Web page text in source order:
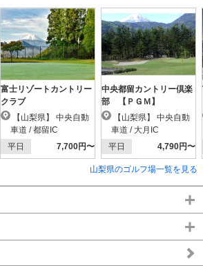
富士リゾートカントリー
クラブ
車道 / 都留IC
平日
7,700円〜
中央都留カントリー倶楽
部 【ＰＧＭ】
車道 / 大月IC
平日
4,790円〜
山梨県のゴルフ場一覧を見る